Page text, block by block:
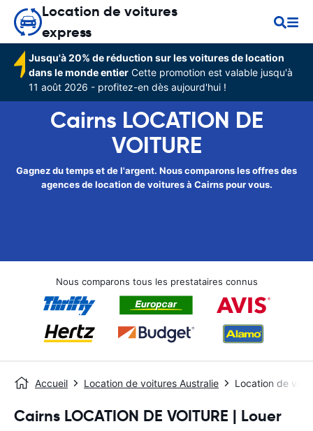
Location de voitures
express
Jusqu'à 20% de réduction sur les voitures de location
dans le monde entier Cette promotion est valable jusqu'à
11 août 2026 - profitez-en dès aujourd'hui !
Cairns LOCATION DE
VOITURE
Gagnez du temps et de l'argent. Nous comparons les offres des
agences de location de voitures à Cairns pour vous.
Nous comparons tous les prestataires connus
Accueil Location de voitures Australie Location de
Cairns LOCATION DE VOITURE | Louer